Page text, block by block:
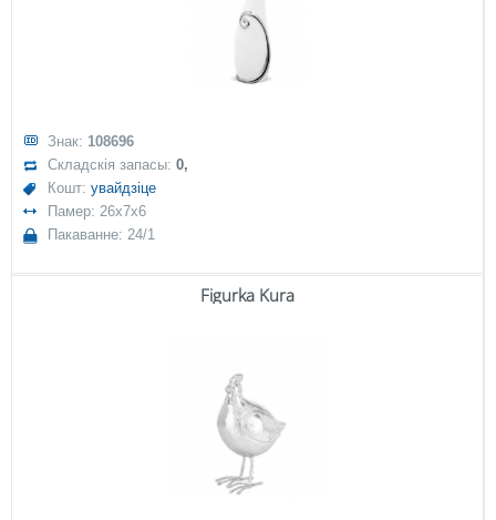
Знак: 108696
Складскія запасы:0,
Кошт:увайдзіце
Памер: 26x7x6
Пакаванне: 24/1
Figurka Kura